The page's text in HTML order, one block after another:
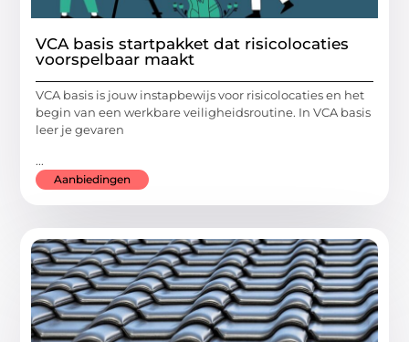
VCA basis startpakket dat risicolocaties
voorspelbaar maakt
VCA basis is jouw instapbewijs voor risicolocaties en het
begin van een werkbare veiligheidsroutine. In VCA basis
leer je gevaren
...
Aanbiedingen